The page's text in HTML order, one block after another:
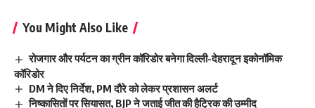
You Might Also Like
रोजगार और पर्यटन का ग्रीन कॉरिडोर बनेगा दिल्ली-देहरादून इकोनॉमिक
कॉरिडोर
DM ने दिए निर्देश, PM दौरे को लेकर प्रशासन अलर्ट
निष्कासितों पर सियासत, BJP ने जताई जीत की हैट्रिक की उम्मीद